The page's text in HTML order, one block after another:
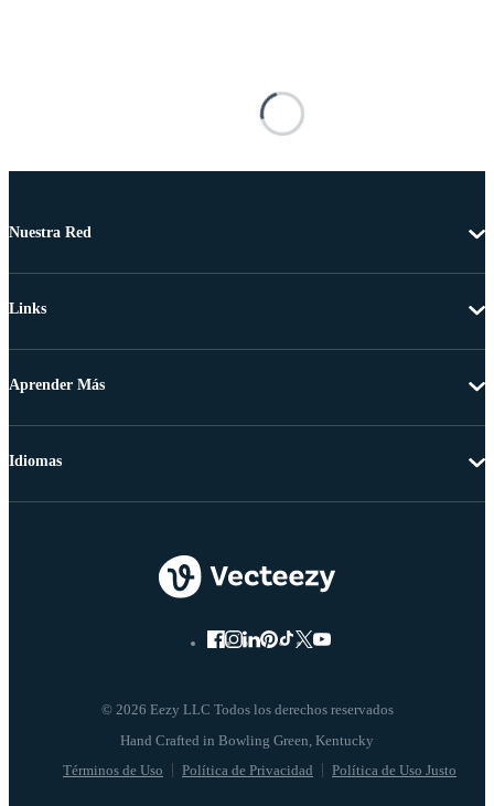
Nuestra Red
Links
Aprender Más
© 2026 Eezy LLC Todos los derechos reservados
Términos de Uso Política de Privacidad Política de Uso Justo
Idiomas